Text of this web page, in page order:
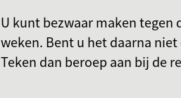
U kunt bezwaar maken tegen
weken. Bent u het daarna
Teken dan beroep aan bij de